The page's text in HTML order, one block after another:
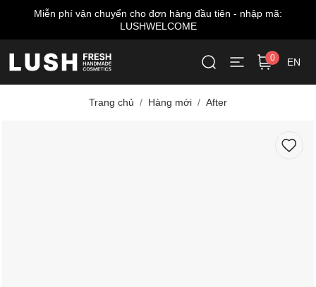
cho đơn hàng đầu tiên - nhập mã:
Miễn phí giao
0 EN
Trang chủ Hàng mới After